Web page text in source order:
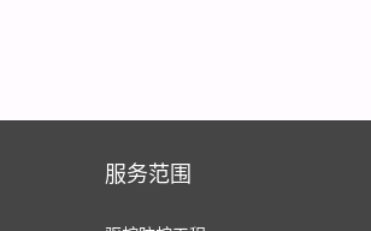
服务范围